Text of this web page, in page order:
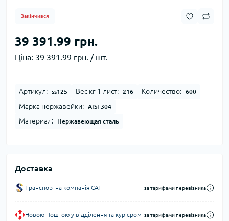
Закінчився
39 391.99 грн.
Ціна: 39 391.99 грн. / шт.
Артикул: ss125 Вес кг 1 лист: 216 Количество: 600
Марка нержавейки: AISI 304
Материал: Нержавеющая сталь
Доставка
Транспортна компанія CAT за тарифами перевізника
Новою Поштою у відділення та кур'єром за тарифами перевізника